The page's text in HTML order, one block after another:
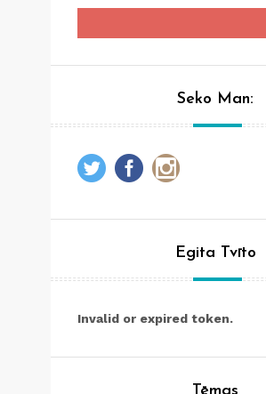
Seko Man:
Egita Tvīto
Invalid or expired token.